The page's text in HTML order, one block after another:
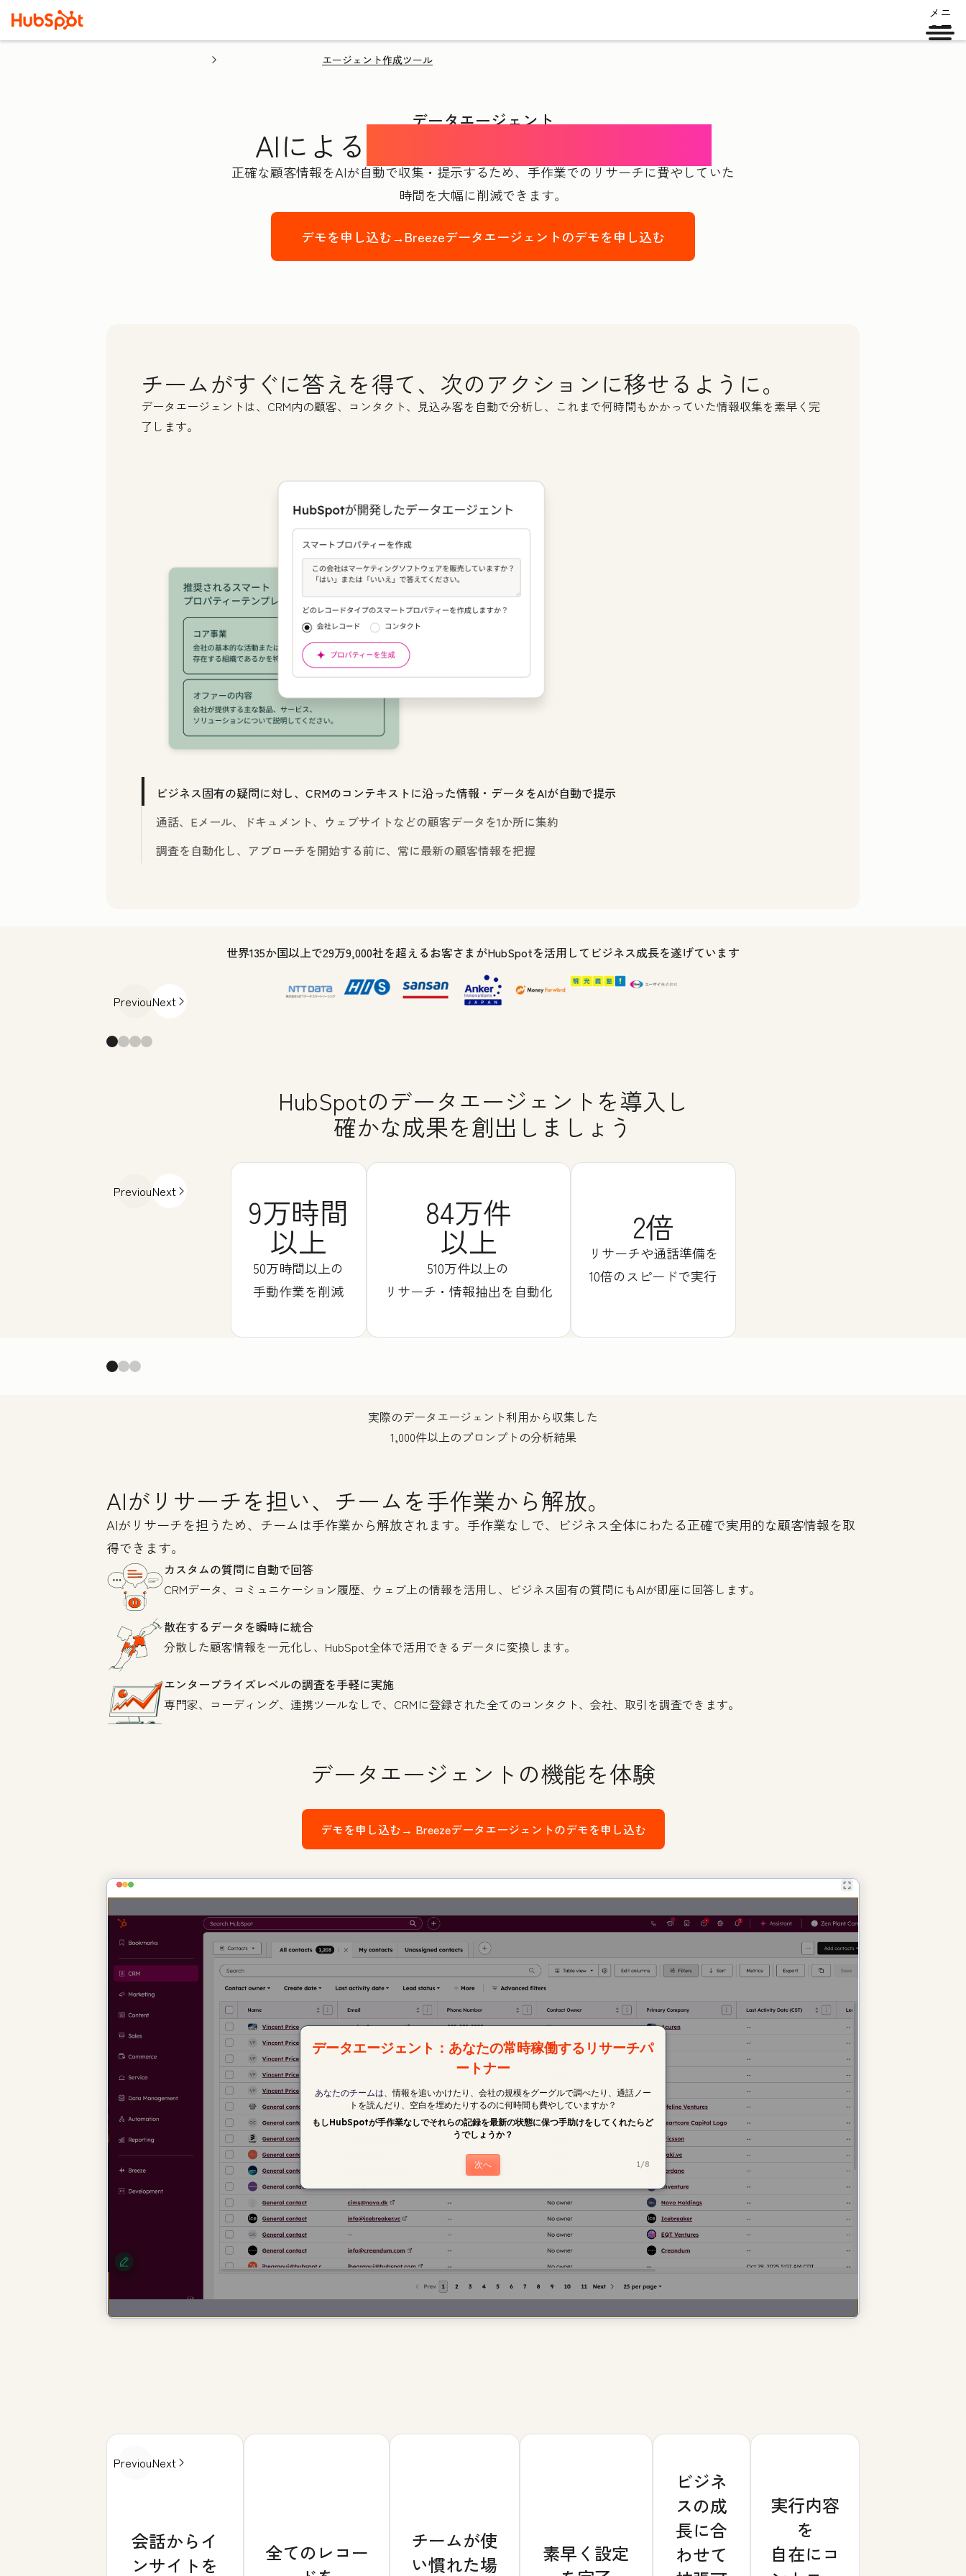
メニ
ュー
エージェント作成ツール
データエージェント
AIによる
正確な顧客情報をAIが自動で収集・提示するため、手作業でのリサーチに費やしていた
時間を大幅に削減できます。
デモを申し込む→Breezeデータエージェントのデモを申し込む
Email*
How many employees work there?*
We're committed to your privacy. HubSpot uses the information you provide to
us to contact you about our relevant content, products, and services. You may
unsubscribe from these communications at any time. For more information,
check out ourPrivacy Policy.
チームがすぐに答えを得て、次のアクションに移せるように。
データエージェントは、CRM内の顧客、コンタクト、見込み客を自動で分析し、これまで何時間もかかっていた情報収集を素早く完
了します。
ビジネス固有の疑問に対し、CRMのコンテキストに沿った情報・データをAIが自動で提示
通話、Eメール、ドキュメント、ウェブサイトなどの顧客データを1か所に集約
調査を自動化し、アプローチを開始する前に、常に最新の顧客情報を把握
世界135か国以上で29万9,000社を超えるお客さまがHubSpotを活用してビジネス成長を遂げています
PreviousNext
HubSpotのデータエージェントを導入し
確かな成果を創出しましょう
PreviousNext 9万時間
以上
50万時間以上の
手動作業を削減
84万件
以上
510万件以上の
リサーチ・情報抽出を自動化
2倍
リサーチや通話準備を
10倍のスピードで実行
実際のデータエージェント利用から収集した
1,000件以上のプロンプトの分析結果
AIがリサーチを担い、チームを手作業から解放。
AIがリサーチを担うため、チームは手作業から解放されます。手作業なしで、ビジネス全体にわたる正確で実用的な顧客情報を取
得できます。
カスタムの質問に自動で回答
CRMデータ、コミュニケーション履歴、ウェブ上の情報を活用し、ビジネス固有の質問にもAIが即座に回答します。
散在するデータを瞬時に統合
分散した顧客情報を一元化し、HubSpot全体で活用できるデータに変換します。
エンタープライズレベルの調査を手軽に実施
専門家、コーディング、連携ツールなしで、CRMに登録された全てのコンタクト、会社、取引を調査できます。
データエージェントの機能を体験
デモを申し込む→ Breezeデータエージェントのデモを申し込む
PreviousNext
会話からイ
ンサイトを
全てのレコー
チームが使
い慣れた場
素早く設定
ビジネ
スの成
長に合
わせて
実行内容
を
自在にコ